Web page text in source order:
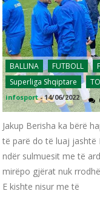
BALLINA FUTBOLL
Superliga Shqiptare
infosport -14/06/2022
Jakup Berisha ka bërë
të parë do të luaj jashtë
ndër sulmuesit me të
mirëpo gjërat nuk
E kishte nisur me të